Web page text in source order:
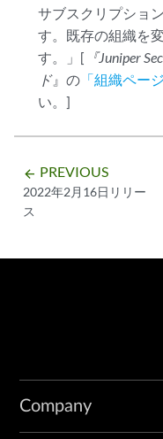
サブスクリプショ
す。既存の組織を
す。」[ 『Juniper
ド』の 「組織ペー
い。]
arrow_backward PREVIOUS
2022年2月16日リリー
ス
Company